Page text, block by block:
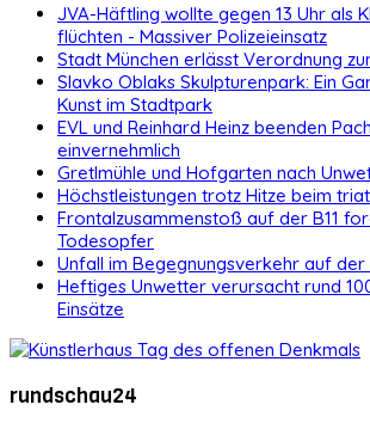
JVA-Häftling wollte gegen 13 Uhr als
flüchten - Massiver Polizeieinsatz
Stadt München erlässt Verordnung
Slavko Oblaks Skulpturenpark: Ein
Kunst im Stadtpark
EVL und Reinhard Heinz beenden
einvernehmlich
Gretlmühle und Hofgarten nach
Höchstleistungen trotz Hitze beim
Frontalzusammenstoß auf der B11
Todesopfer
Unfall im Begegnungsverkehr auf der
Heftiges Unwetter verursacht rund
Einsätze
rundschau24